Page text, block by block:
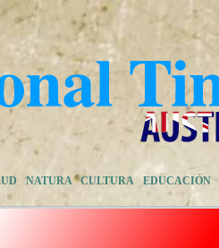
NATURA CULTURA EDUCACIÓN